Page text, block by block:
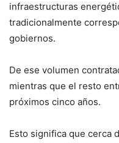
infraestructuras
tradicionalmente
gobiernos.
De ese volumen
mientras que el resto
próximos cinco años.
Esto significa que cerca